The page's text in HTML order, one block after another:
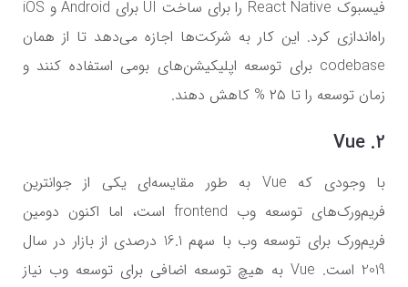
فیسبوک React Native را برای ساخت UI برای Android و iOS
راه‌اندازی کرد. این کار به شرکت‌ها اجازه می‌دهد تا از همان
codebase برای توسعه اپلیکیشن‌های بومی استفاده کنند و
زمان توسعه را تا ۲۵ % کاهش دهند.
2. Vue
با وجودی که Vue به طور مقایسه‌ای یکی از جوانترین
فریم‌ورک‌های توسعه وب frontend است، اما اکنون دومین
فریم‌ورک برای توسعه وب با سهم 16.1 درصدی از بازار در سال
2019 است. Vue به هیچ توسعه اضافی برای توسعه وب نیاز